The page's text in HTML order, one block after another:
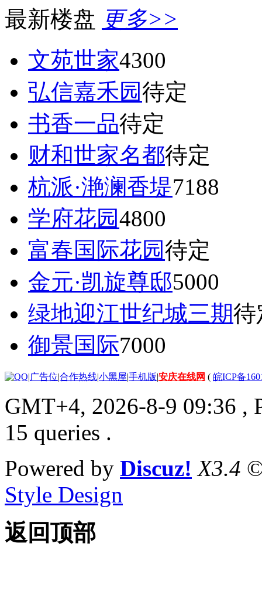
最新楼盘 更多>>
文苑世家4300
弘信嘉禾园待定
书香一品待定
财和世家名都待定
杭派·滟澜香堤7188
学府花园4800
富春国际花园待定
金元·凯旋尊邸5000
绿地迎江世纪城三期待
御景国际7000
|广告位|合作热线|小黑屋|手机版|安庆在线网 ( 皖ICP备
GMT+4, 2026-8-9 09:36 ,
15 queries .
Powered by Discuz! X3.4
Style Design
返回顶部